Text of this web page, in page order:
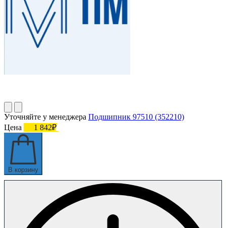
Уточняйте у менеджера Подшипник 97510 (352210)
Цена
1 842₽
В корзину